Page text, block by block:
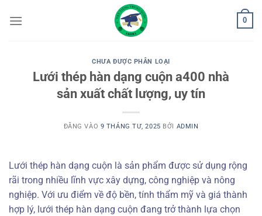
qua
0
CHƯA ĐƯỢC PHÂN LOẠI
Lưới thép hàn dạng cuộn a400 nhà
sản xuất chất lượng, uy tín
ĐĂNG VÀO 9 THÁNG TƯ, 2025 BỞI ADMIN
Lưới thép hàn dạng cuộn là sản phẩm được sử dụng rộng
rãi trong nhiều lĩnh vực xây dựng, công nghiệp và nông
nghiệp. Với ưu điểm về độ bền, tính thẩm mỹ và giá thành
hợp lý, lưới thép hàn dạng cuộn đang trở thành lựa chọn